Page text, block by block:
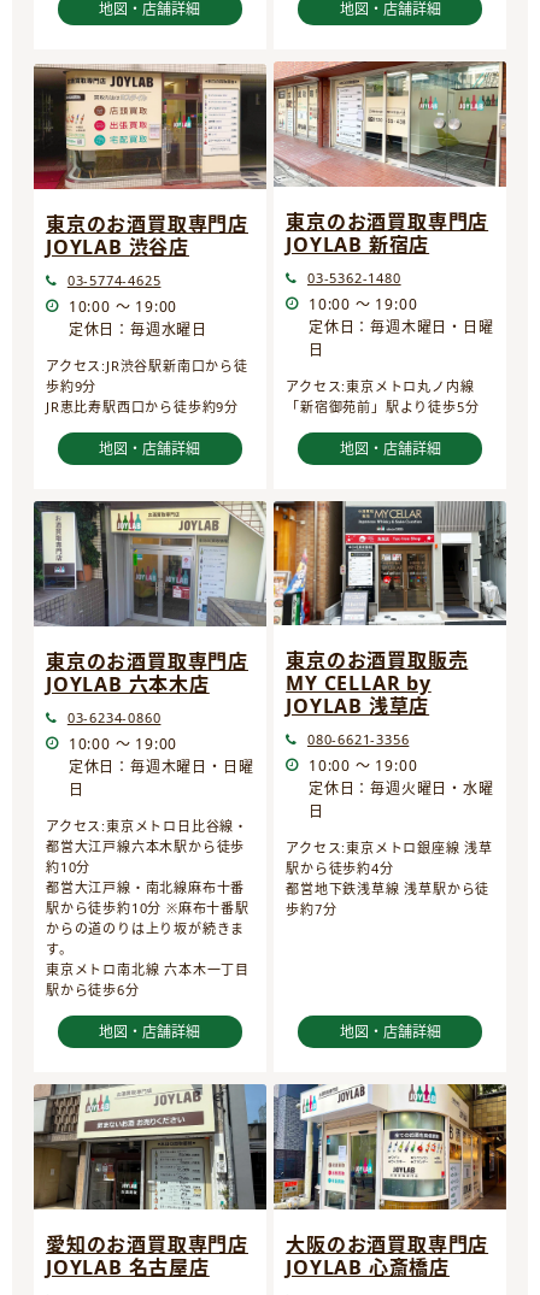
地図・店舗詳細 地図・店舗詳細
東京のお酒買取専門店
JOYLAB 渋谷店
03-5774-4625
10:00 ～ 19:00
定休日：毎週水曜日
アクセス:JR渋谷駅新南口から徒
歩約9分
JR恵比寿駅西口から徒歩約9分
地図・店舗詳細
東京のお酒買取専門店
JOYLAB 新宿店
03-5362-1480
10:00 ～ 19:00
定休日：毎週木曜日・日曜
日
アクセス:東京メトロ丸ノ内線
「新宿御苑前」駅より徒歩5分
地図・店舗詳細
東京のお酒買取専門店
JOYLAB 六本木店
03-6234-0860
10:00 ～ 19:00
定休日：毎週木曜日・日曜
日
アクセス:東京メトロ日比谷線・
都営大江戸線六本木駅から徒歩
約10分
都営大江戸線・南北線麻布十番
駅から徒歩約10分 ※麻布十番駅
からの道のりは上り坂が続きま
す。
東京メトロ南北線 六本木一丁目
駅から徒歩6分
地図・店舗詳細
東京のお酒買取販売
MY CELLAR by
JOYLAB 浅草店
080-6621-3356
10:00 ～ 19:00
定休日：毎週火曜日・水曜
日
アクセス:東京メトロ銀座線 浅草
駅から徒歩約4分
都営地下鉄浅草線 浅草駅から徒
歩約7分
地図・店舗詳細
愛知のお酒買取専門店
JOYLAB 名古屋店
大阪のお酒買取専門店
JOYLAB 心斎橋店